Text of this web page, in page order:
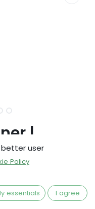
|
better user
Policy
essentials I agree